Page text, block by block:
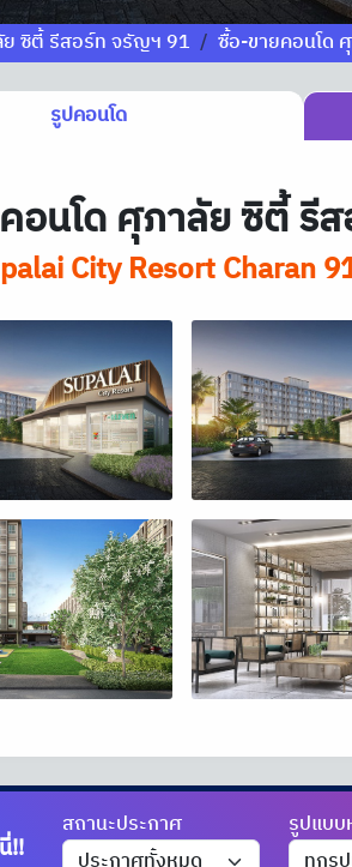
ย ซิตี้ รีสอร์ท จรัญฯ 91 ซื้อ-ขายคอนโด
รูปคอนโด
อนโด ศุภาลัย ซิตี้ รี
City Resort Charan
!!
สถานะประกาศ รูปแบ